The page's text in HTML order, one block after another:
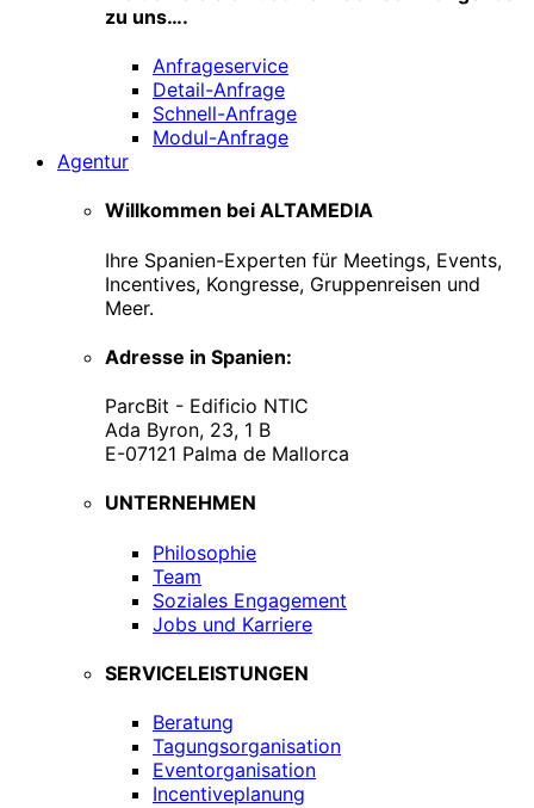
zu uns….
Anfrageservice
Detail-Anfrage
Schnell-Anfrage
Modul-Anfrage
Agentur
Willkommen bei ALTAMEDIA
Ihre Spanien-Experten für Meetings, Events,
Incentives, Kongresse, Gruppenreisen und
Meer.
Adresse in Spanien:
ParcBit - Edificio NTIC
Ada Byron, 23, 1 B
E-07121 Palma de Mallorca
UNTERNEHMEN
Philosophie
Team
Soziales Engagement
Jobs und Karriere
SERVICELEISTUNGEN
Beratung
Tagungsorganisation
Eventorganisation
Incentiveplanung